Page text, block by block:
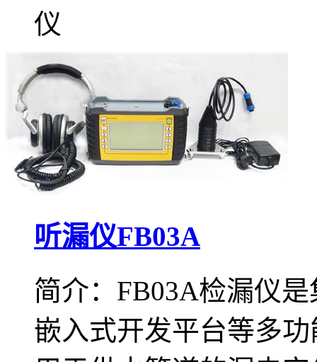
仪
听漏仪FB03A
简介：FB03A检漏仪
嵌入式开发平台等多